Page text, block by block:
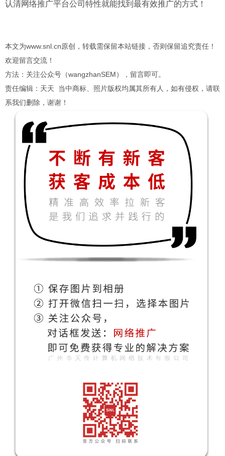
认清网络推广平台公司特性就能找到最有效推广的方式！
本文为www.snl.cn原创，转载需保留本站链接，否则保留追究责任！
欢迎留言交流！
方法：关注公众号（wangzhanSEM），留言即可。
责任编辑：天天 当中商标、照片版权均属其所有人，如有侵权，请联
系我们删除，谢谢！